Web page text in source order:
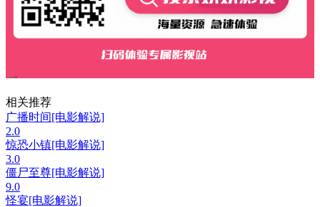
相关推荐
广播时间[电影解说]
2.0
惊恐小镇[电影解说]
3.0
僵尸至尊[电影解说]
9.0
怪宴[电影解说]